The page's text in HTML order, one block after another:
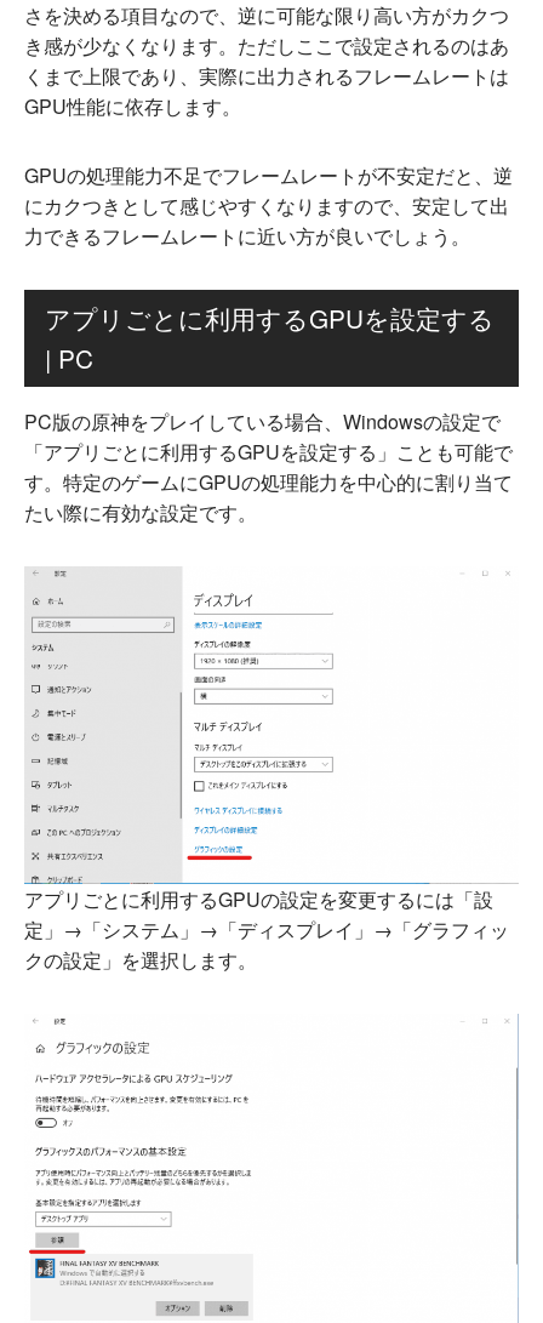
さを決める項目なので、逆に可能な限り高い方がカクつ
き感が少なくなります。ただしここで設定されるのはあ
くまで上限であり、実際に出力されるフレームレートは
GPU性能に依存します。
GPUの処理能力不足でフレームレートが不安定だと、逆
にカクつきとして感じやすくなりますので、安定して出
力できるフレームレートに近い方が良いでしょう。
アプリごとに利用するGPUを設定する
| PC
PC版の原神をプレイしている場合、Windowsの設定で
「アプリごとに利用するGPUを設定する」ことも可能で
す。特定のゲームにGPUの処理能力を中心的に割り当て
たい際に有効な設定です。
アプリごとに利用するGPUの設定を変更するには「設
定」→「システム」→「ディスプレイ」→「グラフィッ
クの設定」を選択します。